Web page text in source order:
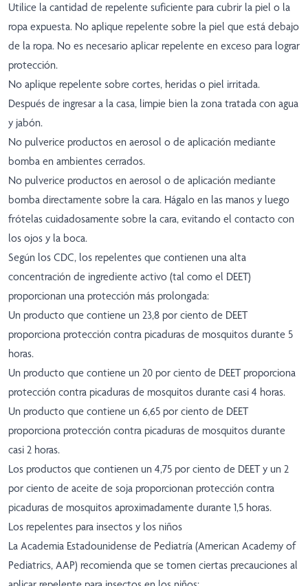
Utilice la cantidad de repelente suficiente para cubrir la piel o la
ropa expuesta. No aplique repelente sobre la piel que está debajo
de la ropa. No es necesario aplicar repelente en exceso para lograr
protección.
No aplique repelente sobre cortes, heridas o piel irritada.
Después de ingresar a la casa, limpie bien la zona tratada con agua
y jabón.
No pulverice productos en aerosol o de aplicación mediante
bomba en ambientes cerrados.
No pulverice productos en aerosol o de aplicación mediante
bomba directamente sobre la cara. Hágalo en las manos y luego
frótelas cuidadosamente sobre la cara, evitando el contacto con
los ojos y la boca.
Según los CDC, los repelentes que contienen una alta
concentración de ingrediente activo (tal como el DEET)
proporcionan una protección más prolongada:
Un producto que contiene un 23,8 por ciento de DEET
proporciona protección contra picaduras de mosquitos durante 5
horas.
Un producto que contiene un 20 por ciento de DEET proporciona
protección contra picaduras de mosquitos durante casi 4 horas.
Un producto que contiene un 6,65 por ciento de DEET
proporciona protección contra picaduras de mosquitos durante
casi 2 horas.
Los productos que contienen un 4,75 por ciento de DEET y un 2
por ciento de aceite de soja proporcionan protección contra
picaduras de mosquitos aproximadamente durante 1,5 horas.
Los repelentes para insectos y los niños
La Academia Estadounidense de Pediatría (American Academy of
Pediatrics, AAP) recomienda que se tomen ciertas precauciones al